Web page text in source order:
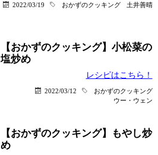
2022/03/19 おかずのクッキング 土井善晴
【おかずのクッキング】小松菜の
塩炒め
レシピはこちら！
2022/03/12
おかずのクッキング
ウー・ウェン
【おかずのクッキング】もやし炒
め